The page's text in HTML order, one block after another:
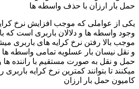
حمل بار ارزان با حذف واسطه ها
یکی از عواملی که موجب افزایش نرخ
وجود واسطه ها و دلالان باربری است که
موجب بالا رفتن نرخ کرایه های باربری
و نقل نیسان بار عسلویه تمامی واسطه
حمل و نقل به صورت مستقیم با راننده ها
میکنند تا بتوانند کمترین نرخ کرایه باربری
کامیون حمل بار ارزان